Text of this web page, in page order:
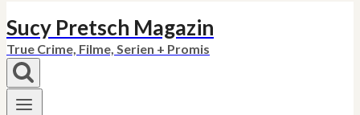
Sucy Pretsch Magazin
True Crime, Filme, Serien + Promis